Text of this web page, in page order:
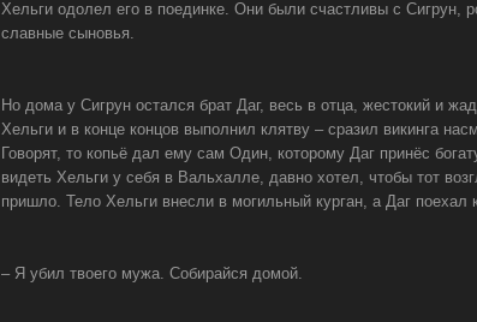
Хельги одолел его в поединке. Они были счастливы с Сигрун,
славные сыновья.
Но дома у Сигрун остался брат Даг, весь в отца, жестокий и
Хельги и в конце концов выполнил клятву – сразил викинга
Говорят, то копьё дал ему сам Один, которому Даг принёс
видеть Хельги у себя в Вальхалле, давно хотел, чтобы тот
пришло. Тело Хельги внесли в могильный курган, а Даг поехал
– Я убил твоего мужа. Собирайся домой.